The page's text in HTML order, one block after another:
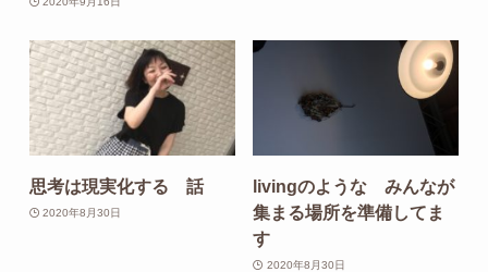
思考は現実化する 話
2020年8月30日
livingのような みんなが
集まる場所を準備してま
す
2020年8月30日